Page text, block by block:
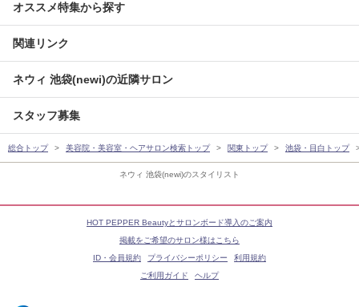
ネウィ 池袋(newi)のスタイリスト
オススメ特集から探す
関連リンク
ネウィ 池袋(newi)の近隣サロン
スタッフ募集
総合トップ 美容院・美容室・ヘアサロン検索トップ 関東トップ 池袋・目白トップ
HOT PEPPER Beautyとサロンボード導入のご案内
掲載をご希望のサロン様はこちら
ID・会員規約
プライバシーポリシー
利用規約
ご利用ガイド
ヘルプ